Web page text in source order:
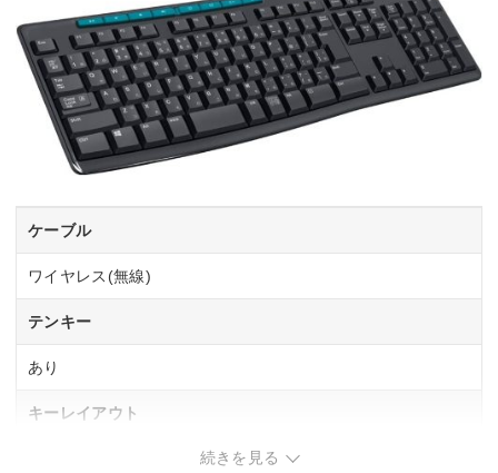
ケーブル
ワイヤレス(無線)
テンキー
あり
キーレイアウト
続きを見る